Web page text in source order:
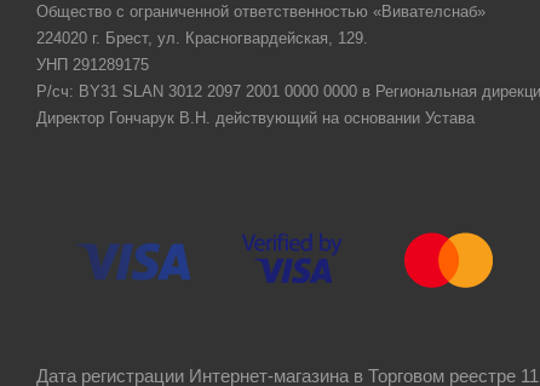
Общество с ограниченной ответственностью «Вивателснаб»
224020 г. Брест, ул. Красногвардейская, 129.
УНП 291289175
Р/сч: BY31 SLAN 3012 2097 2001 0000 0000 в Региональная
Директор Гончарук В.Н. действующий на основании Устава
Дата регистрации Интернет-магазина в Торговом реестре